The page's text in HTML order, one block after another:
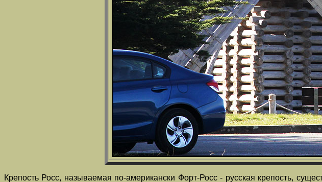
Крепость Росс, называемая по-американски Форт-Росс - русская крепость,